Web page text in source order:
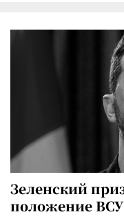
Зеленский
положение